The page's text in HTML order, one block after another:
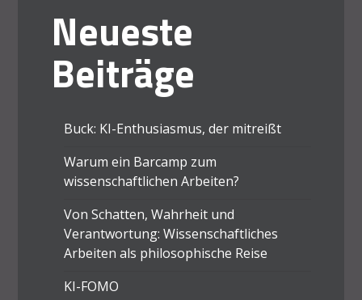
Neueste
Beiträge
Buck: KI-Enthusiasmus, der mitreißt
Warum ein Barcamp zum
wissenschaftlichen Arbeiten?
Von Schatten, Wahrheit und
Verantwortung: Wissenschaftliches
Arbeiten als philosophische Reise
KI-FOMO